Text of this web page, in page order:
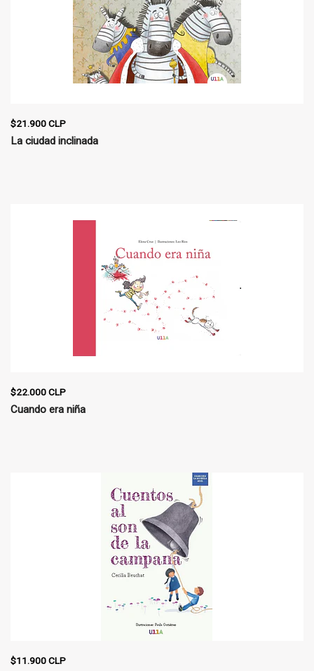
$21.900 CLP
La ciudad inclinada
$22.000 CLP
Cuando era niña
$11.900 CLP